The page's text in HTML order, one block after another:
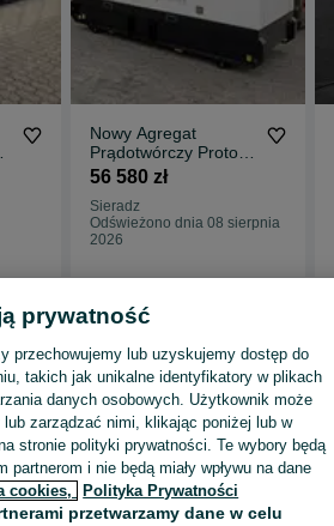
Nowy Agregat
Prądotwórczy Proton
Diesel 50kW 55kW
Automatyka SZR AVR
56 580 zł
Sieradz
Odświeżono dnia 08 sierpnia
2026
Sklepy i magazyny
- Brętowo
Wyświetlenia:
prywatność
przechowujemy lub uzyskujemy dostęp do
takich jak unikalne identyfikatory w plikach
danych osobowych. Użytkownik może
zarządzać nimi, klikając poniżej lub w
stronie polityki prywatności. Te wybory będą
partnerom i nie będą miały wpływu na dane
cookies, Polityka Prywatności
przetwarzamy dane w celu